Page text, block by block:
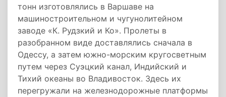
тонн изготовлялись в Варшаве на
машиностроительном и чугунолитейном
заводе «К. Рудзкий и Ко». Пролеты в
разобранном виде доставлялись сначала в
Одессу, а затем южно-морским кругосветным
путем через Суэцкий канал, Индийский и
Тихий океаны во Владивосток. Здесь их
перегружали на железнодорожные платформы